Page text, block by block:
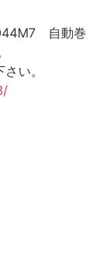
自動巻
い。